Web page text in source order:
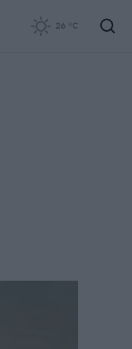
26 °C